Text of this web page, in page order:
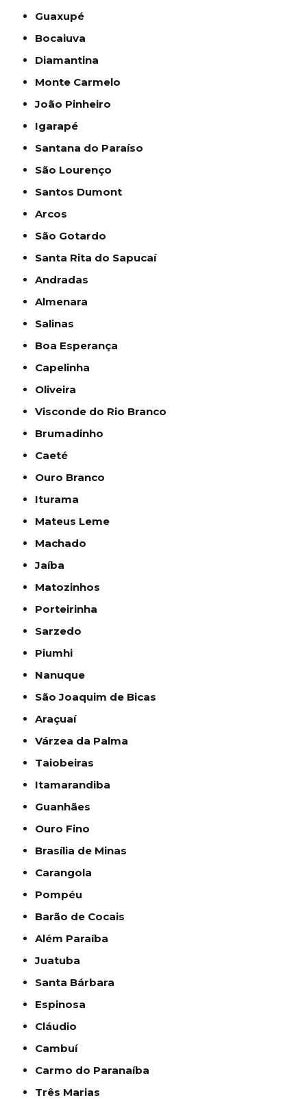
Guaxupé
Bocaiuva
Diamantina
Monte Carmelo
João Pinheiro
Igarapé
Santana do Paraíso
São Lourenço
Santos Dumont
Arcos
São Gotardo
Santa Rita do Sapucaí
Andradas
Almenara
Salinas
Boa Esperança
Capelinha
Oliveira
Visconde do Rio Branco
Brumadinho
Caeté
Ouro Branco
Iturama
Mateus Leme
Machado
Jaíba
Matozinhos
Porteirinha
Sarzedo
Piumhi
Nanuque
São Joaquim de Bicas
Araçuaí
Várzea da Palma
Taiobeiras
Itamarandiba
Guanhães
Ouro Fino
Brasília de Minas
Carangola
Pompéu
Barão de Cocais
Além Paraíba
Juatuba
Santa Bárbara
Espinosa
Cláudio
Cambuí
Carmo do Paranaíba
Três Marias